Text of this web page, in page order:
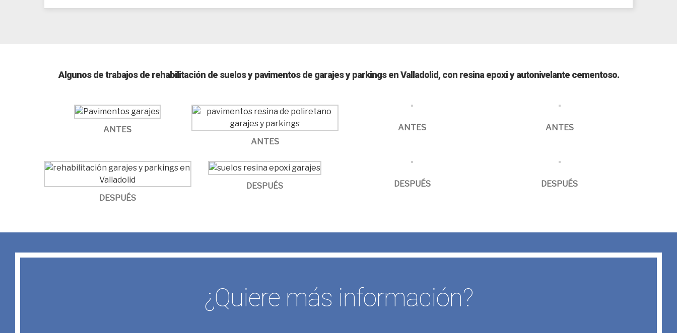
Algunos de trabajos de rehabilitación de suelos y pavimentos de garajes y parkings en Valladolid, con resina epoxi y autonivelante cementoso.
ANTES
ANTES
ANTES ANTES
DESPUÉS
DESPUÉS DESPUÉS DESPUÉS
¿Quiere más información?